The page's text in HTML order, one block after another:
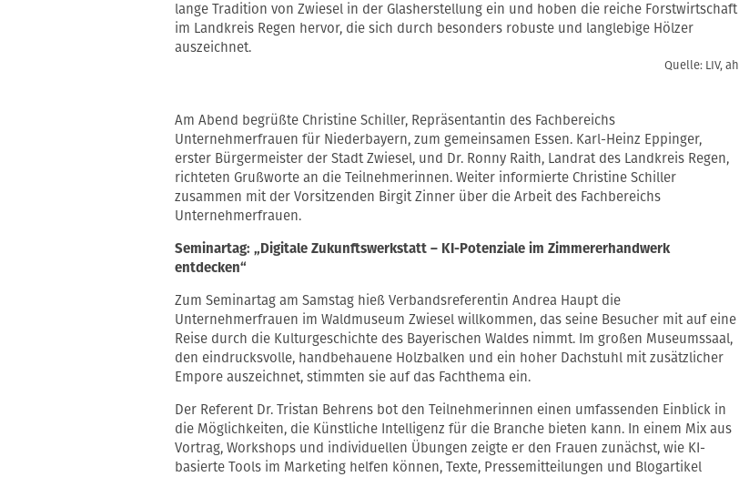
lange Tradition von Zwiesel in der Glasherstellung ein und hoben die reiche Forstwirtschaft
im Landkreis Regen hervor, die sich durch besonders robuste und langlebige Hölzer
auszeichnet.
Quelle: LIV, ah
Am Abend begrüßte Christine Schiller, Repräsentantin des Fachbereichs
Unternehmerfrauen für Niederbayern, zum gemeinsamen Essen. Karl-Heinz Eppinger,
erster Bürgermeister der Stadt Zwiesel, und Dr. Ronny Raith, Landrat des Landkreis Regen,
richteten Grußworte an die Teilnehmerinnen. Weiter informierte Christine Schiller
zusammen mit der Vorsitzenden Birgit Zinner über die Arbeit des Fachbereichs
Unternehmerfrauen.
Seminartag: „Digitale Zukunftswerkstatt – KI-Potenziale im Zimmererhandwerk
entdecken“
Zum Seminartag am Samstag hieß Verbandsreferentin Andrea Haupt die
Unternehmerfrauen im Waldmuseum Zwiesel willkommen, das seine Besucher mit auf eine
Reise durch die Kulturgeschichte des Bayerischen Waldes nimmt. Im großen Museumssaal,
den eindrucksvolle, handbehauene Holzbalken und ein hoher Dachstuhl mit zusätzlicher
Empore auszeichnet, stimmten sie auf das Fachthema ein.
Der Referent Dr. Tristan Behrens bot den Teilnehmerinnen einen umfassenden Einblick in
die Möglichkeiten, die Künstliche Intelligenz für die Branche bieten kann. In einem Mix aus
Vortrag, Workshops und individuellen Übungen zeigte er den Frauen zunächst, wie KI-
basierte Tools im Marketing helfen können, Texte, Pressemitteilungen und Blogartikel